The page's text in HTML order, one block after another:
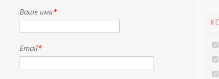
Ваше имя*
Email*